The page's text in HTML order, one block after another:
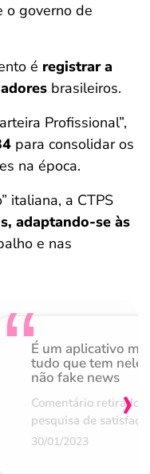
o governo de
é registrar a
brasileiros.
Profissional”,
para consolidar os
na época.
italiana, a CTPS
adaptando-se às
e nas
É um aplicativo
tudo que tem nele
não fake news
Comentário retirado
pesquisa de
30/01/2023
›